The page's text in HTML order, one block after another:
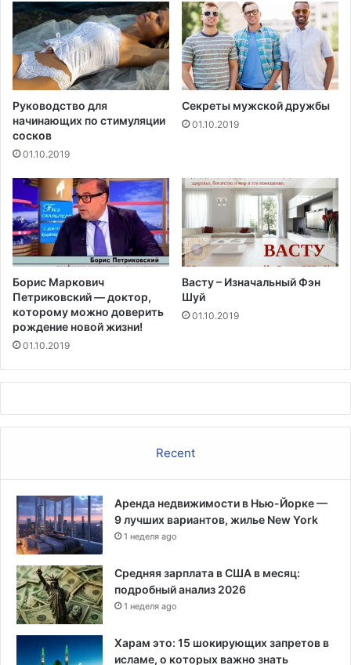
с
о
н
а
т
а
ц
и
и
в
с
р
а
в
н
и
и
л
е
к
а
р
с
т
в
а
и
Руководство для
начинающих по стимуляции
сосков
01.10.2019
Секреты мужской дружбы
01.10.2019
Борис Маркович
Петриковский — доктор,
которому можно доверить
рождение новой жизни!
01.10.2019
Васту – Изначальный Фэн
Шуй
01.10.2019
Recent
Аренда недвижимости в Нью-Йорке —
9 лучших вариантов, жилье New York
1 неделя ago
Средняя зарплата в США в месяц:
подробный анализ 2026
1 неделя ago
Харам это: 15 шокирующих запретов в
исламе, о которых важно знать